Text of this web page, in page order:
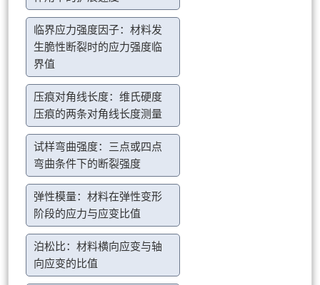
临界应力强度因子：材料发
生脆性断裂时的应力强度临
界值
压痕对角线长度：维氏硬度
压痕的两条对角线长度测量
试样弯曲强度：三点或四点
弯曲条件下的断裂强度
弹性模量：材料在弹性变形
阶段的应力与应变比值
泊松比：材料横向应变与轴
向应变的比值